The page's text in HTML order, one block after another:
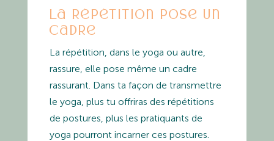
La répétition pose un
cadre
La répétition, dans le yoga ou autre,
rassure, elle pose même un cadre
rassurant. Dans ta façon de transmettre
le yoga, plus tu offriras des répétitions
de postures, plus les pratiquants de
yoga pourront incarner ces postures.